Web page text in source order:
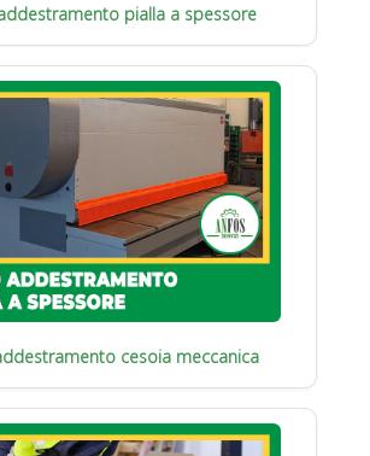
pialla a spessore
cesoia meccanica